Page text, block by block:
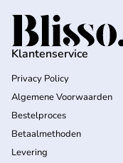
Home
Klantenservice
Privacy Policy
Algemene Voorwaarden
Bestelproces
Betaalmethoden
Levering